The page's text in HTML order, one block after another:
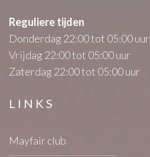
Reguliere tijden
Donderdag 22:00 tot 05:00 uur
Vrijdag 22:00 tot 05:00 uur
Zaterdag 22:00 tot 05:00 uur
LINKS
Mayfair club